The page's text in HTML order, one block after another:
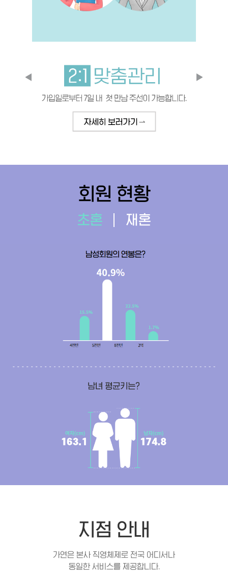
회원 현황
초혼 재혼
지점 안내
가연은 본사 직영체제로 전국 어디서나
동일한 서비스를 제공합니다.